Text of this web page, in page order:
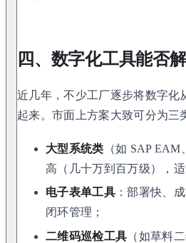
四、数字化工具能否
近几年，不少工厂逐步将数字化
起来。市面上方案大致可分为三
大型系统类 （如 SAP
高（几十万到百万级），
电子表单工具：部署快、
闭环管理；
二维码巡检工具 （如草料